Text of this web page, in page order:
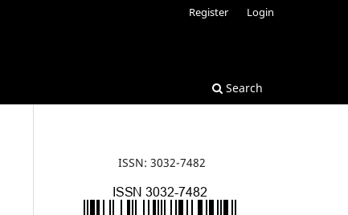
Search
Register Login
ISSN: 3032-7482